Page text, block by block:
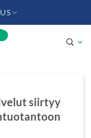
siirtyy